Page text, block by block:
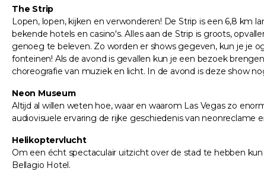
The Strip
Lopen, lopen, kijken en verwonderen! De Strip is een 6,8 km
bekende hotels en casino's. Alles aan de Strip is groots,
genoeg te beleven. Zo worden er shows gegeven, kun je je
fonteinen! Als de avond is gevallen kun je een bezoek
choreografie van muziek en licht. In de avond is deze show
Neon Museum
Altijd al willen weten hoe, waar en waarom Las Vegas zo
audiovisuele ervaring de rijke geschiedenis van neonreclame
Helikoptervlucht
Om een écht spectaculair uitzicht over de stad te hebben
Bellagio Hotel.